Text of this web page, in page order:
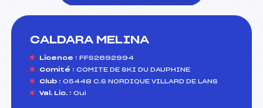
CALDARA MELINA
Licence : FFS2692994
Comité : COMITE DE SKI DU DAUPHINE
Club : 05448 C.S NORDIQUE VILLARD DE LANS
Val. Lic. : Oui